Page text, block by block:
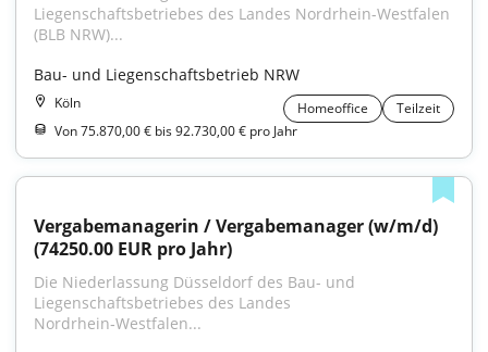
Liegenschaftsbetriebes des Landes Nordrhein-Westfalen
(BLB NRW)...
Bau- und Liegenschaftsbetrieb NRW
Köln Homeoffice
Teilzeit
Von 75.870,00 € bis 92.730,00 € pro Jahr
Vergabemanagerin / Vergabemanager (w/m/d)
(74250.00 EUR pro Jahr)
Die Niederlassung Düsseldorf des Bau- und
Liegenschafts­betriebes des Landes
Nordrhein‑Westfalen...